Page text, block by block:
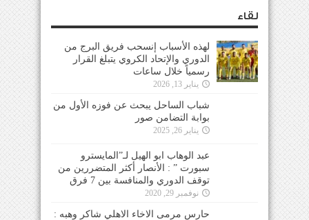
لقاء
لهذه الأسباب إنسحب فريق البرج من
الدوري والإتحاد الكروي يتبلغ القرار
رسمياً خلال ساعات
يناير 13, 2026
شباب الساحل يبحث عن فوزه الأول من
بوابة التضامن صور
يناير 26, 2025
عبد الوهاب ابو الهيل لـ”المايسترو
سبورت ” : الأنصار أكثر المتضررين من
توقف الدوري والمنافسة بين 7 فرق
نوفمبر 29, 2020
حارس مرمى الاخاء الاهلي شاكر وهبه :